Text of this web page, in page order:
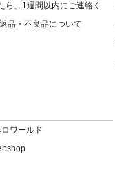
ら、1週間以内にご連絡く
返品・不良品について
ワールド